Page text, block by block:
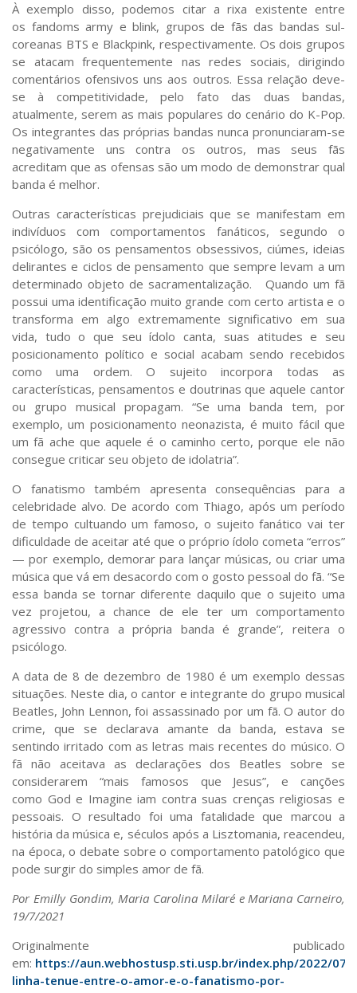
À exemplo disso, podemos citar a rixa existente entre
os fandoms army e blink, grupos de fãs das bandas sul-
coreanas BTS e Blackpink, respectivamente. Os dois grupos
se atacam frequentemente nas redes sociais, dirigindo
comentários ofensivos uns aos outros. Essa relação deve-
se à competitividade, pelo fato das duas bandas,
atualmente, serem as mais populares do cenário do K-Pop.
Os integrantes das próprias bandas nunca pronunciaram-se
negativamente uns contra os outros, mas seus fãs
acreditam que as ofensas são um modo de demonstrar qual
banda é melhor.
Outras características prejudiciais que se manifestam em
indivíduos com comportamentos fanáticos, segundo o
psicólogo, são os pensamentos obsessivos, ciúmes, ideias
delirantes e ciclos de pensamento que sempre levam a um
determinado objeto de sacramentalização. Quando um fã
possui uma identificação muito grande com certo artista e o
transforma em algo extremamente significativo em sua
vida, tudo o que seu ídolo canta, suas atitudes e seu
posicionamento político e social acabam sendo recebidos
como uma ordem. O sujeito incorpora todas as
características, pensamentos e doutrinas que aquele cantor
ou grupo musical propagam. “Se uma banda tem, por
exemplo, um posicionamento neonazista, é muito fácil que
um fã ache que aquele é o caminho certo, porque ele não
consegue criticar seu objeto de idolatria”.
O fanatismo também apresenta consequências para a
celebridade alvo. De acordo com Thiago, após um período
de tempo cultuando um famoso, o sujeito fanático vai ter
dificuldade de aceitar até que o próprio ídolo cometa “erros”
— por exemplo, demorar para lançar músicas, ou criar uma
música que vá em desacordo com o gosto pessoal do fã. “Se
essa banda se tornar diferente daquilo que o sujeito uma
vez projetou, a chance de ele ter um comportamento
agressivo contra a própria banda é grande”, reitera o
psicólogo.
A data de 8 de dezembro de 1980 é um exemplo dessas
situações. Neste dia, o cantor e integrante do grupo musical
Beatles, John Lennon, foi assassinado por um fã. O autor do
crime, que se declarava amante da banda, estava se
sentindo irritado com as letras mais recentes do músico. O
fã não aceitava as declarações dos Beatles sobre se
considerarem “mais famosos que Jesus”, e canções
como Gode Imagine iam contra suas crenças religiosas e
pessoais. O resultado foi uma fatalidade que marcou a
história da música e, séculos após a Lisztomania, reacendeu,
na época, o debate sobre o comportamento patológico que
pode surgir do simples amor de fã.
Por Emilly Gondim, Maria Carolina Milaré e Mariana Carneiro,
19/7/2021
Originalmente publicado
em: https://aun.webhostusp.sti.usp.br/index.php/2022/07/
linha-tenue-entre-o-amor-e-o-fanatismo-por-